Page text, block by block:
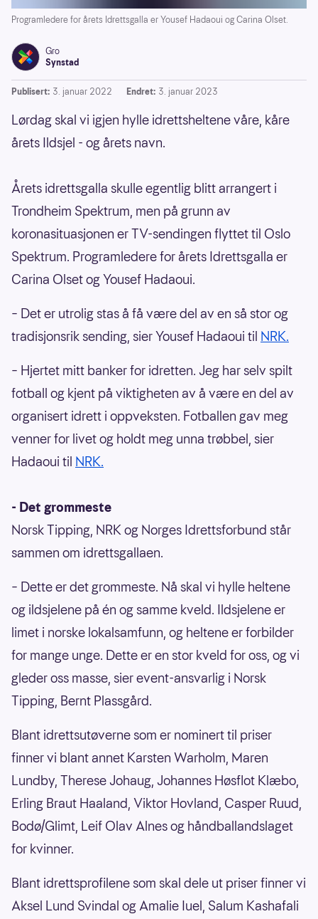
Programledere for årets Idrettsgalla er Yousef Hadaoui og Carina Olset.
Gro
Synstad
Publisert: 3. januar 2022 Endret: 3. januar 2023
Lørdag skal vi igjen hylle idrettsheltene våre, kåre
årets Ildsjel - og årets navn.
Årets idrettsgalla skulle egentlig blitt arrangert i
Trondheim Spektrum, men på grunn av
koronasituasjonen er TV-sendingen flyttet til Oslo
Spektrum. Programledere for årets Idrettsgalla er
Carina Olset og Yousef Hadaoui.
– Det er utrolig stas å få være del av en så stor og
tradisjonsrik sending, sier Yousef Hadaoui til NRK.
– Hjertet mitt banker for idretten. Jeg har selv spilt
fotball og kjent på viktigheten av å være en del av
organisert idrett i oppveksten. Fotballen gav meg
venner for livet og holdt meg unna trøbbel, sier
Hadaoui til NRK.
- Det grommeste
Norsk Tipping, NRK og Norges Idrettsforbund står
sammen om idrettsgallaen.
– Dette er det grommeste. Nå skal vi hylle heltene
og ildsjelene på én og samme kveld. Ildsjelene er
limet i norske lokalsamfunn, og heltene er forbilder
for mange unge. Dette er en stor kveld for oss, og vi
gleder oss masse, sier event-ansvarlig i Norsk
Tipping, Bernt Plassgård.
Blant idrettsutøverne som er nominert til priser
finner vi blant annet Karsten Warholm, Maren
Lundby, Therese Johaug, Johannes Høsflot Klæbo,
Erling Braut Haaland, Viktor Hovland, Casper Ruud,
Bodø/Glimt, Leif Olav Alnes og håndballandslaget
for kvinner.
Blant idrettsprofilene som skal dele ut priser finner vi
Aksel Lund Svindal og Amalie Iuel, Salum Kashafali